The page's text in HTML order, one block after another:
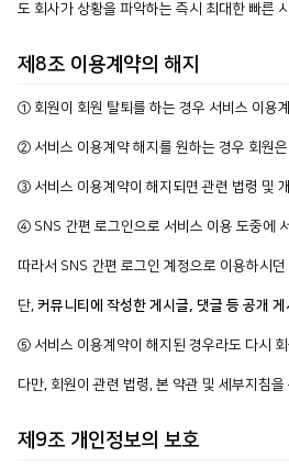
도 회사가 상황을 파악하는 즉시 최대한 빠른
제8조 이용계약의 해지
① 회원이 회원 탈퇴를 하는 경우 서비스 이용
② 서비스 이용계약 해지를 원하는 경우 회원
③ 서비스 이용계약이 해지되면 관련 법령 및
④ SNS 간편 로그인으로 서비스 이용 도중에
따라서 SNS 간편 로그인 계정으로 이용하시
단, 커뮤니티에 작성한 게시글, 댓글 등 공개
⑤ 서비스 이용계약이 해지된 경우라도 다시
다만, 회원이 관련 법령, 본 약관 및 세부지침
제9조 개인정보의 보호